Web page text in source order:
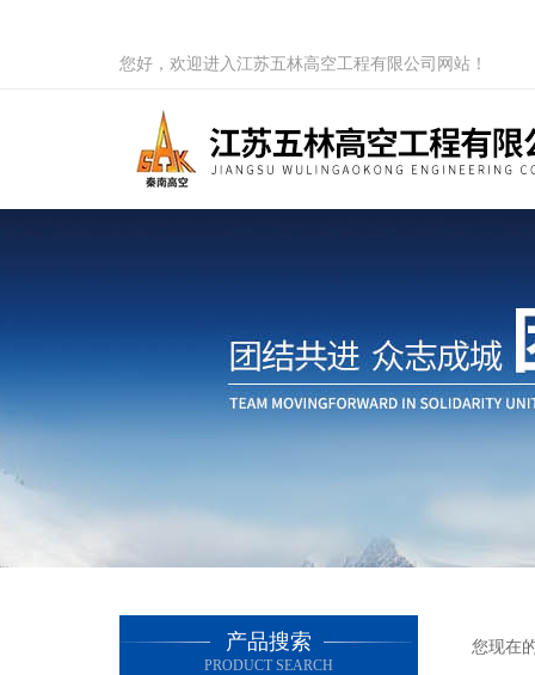
您好，欢迎进入江苏五林高空工程有限公司网站！
产品搜索
PRODUCT SEARCH
您现在